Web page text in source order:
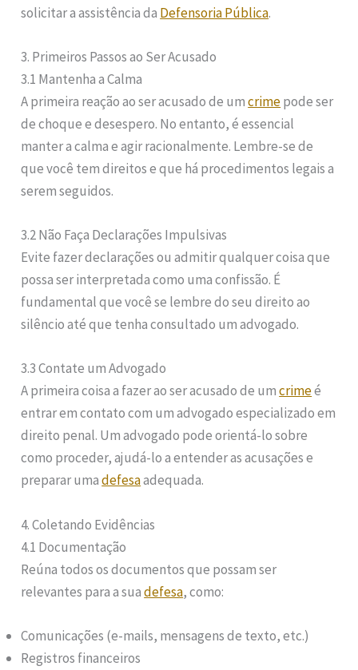
solicitar a assistência da Defensoria Pública.
3. Primeiros Passos ao Ser Acusado
3.1 Mantenha a Calma
A primeira reação ao ser acusado de umcrimepode ser
de choque e desespero. No entanto, é essencial
manter a calma e agir racionalmente. Lembre-se de
que você tem direitos e que há procedimentos legais a
serem seguidos.
3.2 Não Faça Declarações Impulsivas
Evite fazer declarações ou admitir qualquer coisa que
possa ser interpretada como uma confissão. É
fundamental que você se lembre do seu direito ao
silêncio até que tenha consultado um advogado.
3.3 Contate um Advogado
A primeira coisa a fazer ao ser acusado de umcrimeé
entrar em contato com um advogado especializado em
direito penal. Um advogado pode orientá-lo sobre
como proceder, ajudá-lo a entender as acusações e
preparar umadefesaadequada.
4. Coletando Evidências
4.1 Documentação
Reúna todos os documentos que possam ser
relevantes para a suadefesa, como:
Comunicações (e-mails, mensagens de texto, etc.)
Registros financeiros